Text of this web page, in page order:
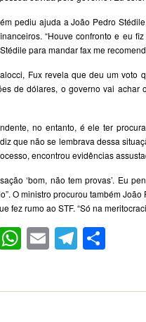
pediu ajuda a João Pedro
“Houve confronto e eu
para mandar fax me
Fux revela que deu um voto
de dólares, o governo vai achar
no entanto, é ele ter
que não se lembrava dessa
encontrou evidências
‘bom, não tem provas’. Eu
O ministro procurou também
fez rumo ao STF. “Só na
WhatsApp
Email